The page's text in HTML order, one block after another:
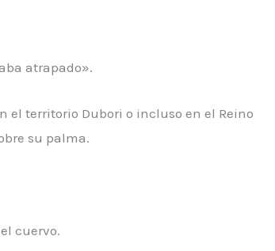
atrapado».
el territorio Dubori o incluso en el Reino
su palma.
cuervo.